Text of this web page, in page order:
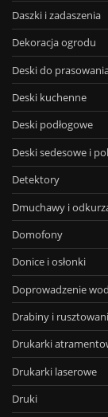
Daszki i zadaszenia
Dekoracja ogrodu
Deski do
Deski kuchenne
Deski podłogowe
Deski sedesowe i
Detektory
Dmuchawy i
Domofony
Donice i osłonki
Doprowadzenie
Drabiny i
Drukarki
Drukarki laserowe
Druki